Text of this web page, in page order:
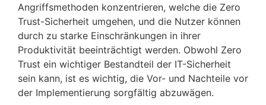
Angriffsmethoden konzentrieren, welche die Zero
Trust-Sicherheit umgehen, und die Nutzer können
durch zu starke Einschränkungen in ihrer
Produktivität beeinträchtigt werden. Obwohl Zero
Trust ein wichtiger Bestandteil der IT-Sicherheit
sein kann, ist es wichtig, die Vor- und Nachteile vor
der Implementierung sorgfältig abzuwägen.